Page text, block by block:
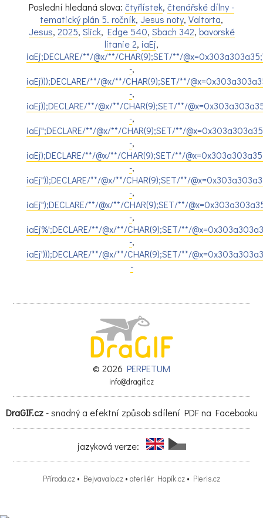
Poslední hledaná slova: čtyřlístek, čtenářské dílny -
tematický plán 5. ročník, Jesus noty, Valtorta,
Jesus, 2025, Slick, Edge 540, Sbach 342, bavorské
litanie 2, iaEj,
iaEj;DECLARE/**/@x/**/CHAR(9);SET/**/
-,
iaEj)));DECLARE/**/@x/**/CHAR(9);SET/**/
-,
iaEj));DECLARE/**/@x/**/CHAR(9);SET/**/
-,
iaEj";DECLARE/**/@x/**/CHAR(9);SET/**/
-,
iaEj);DECLARE/**/@x/**/CHAR(9);SET/**/
-,
iaEj"));DECLARE/**/@x/**/CHAR(9);SET/**/
-,
iaEj");DECLARE/**/@x/**/CHAR(9);SET/**/
-,
iaEj%';DECLARE/**/@x/**/CHAR(9);SET/**/
-,
iaEj')));DECLARE/**/@x/**/CHAR(9);SET/**/
-
© 2026 PERPETUM
info@dragif.cz
DraGIF.cz- snadný a efektní způsob sdílení PDF na Facebooku
jazyková verze:
Příroda.cz • Bejvavalo.cz • aterliér Hapík.cz • Pieris.cz